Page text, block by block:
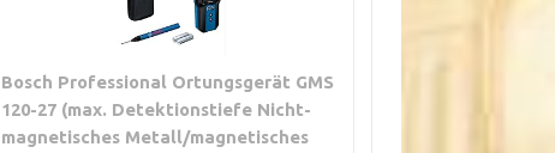
Bosch Professional Ortungsgerät GMS
120-27 (max. Detektionstiefe Nicht-
magnetisches Metall/magnetisches